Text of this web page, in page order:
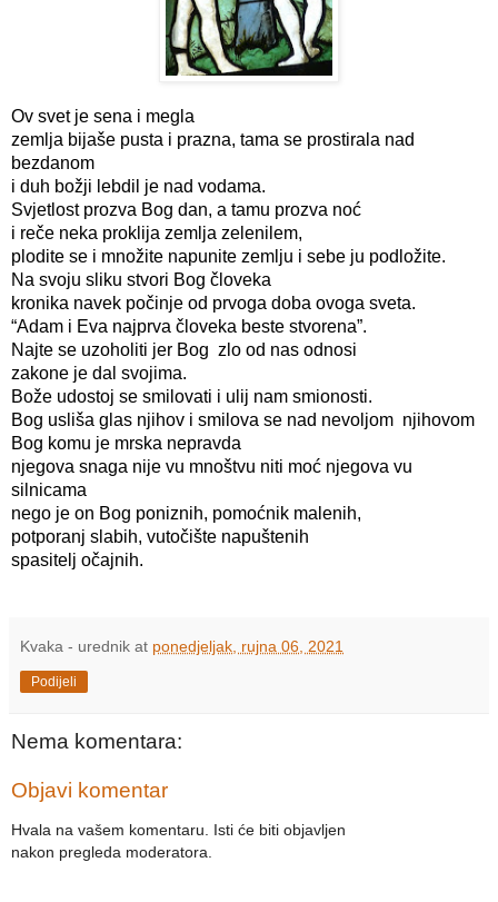
Ov svet je sena i megla
zemlja bijaše pusta i prazna, tama se prostirala nad
bezdanom
i duh božji lebdil je nad vodama.
Svjetlost prozva Bog dan, a tamu prozva noć
i reče neka proklija zemlja zelenilem,
plodite se i množite napunite zemlju i sebe ju podložite.
Na svoju sliku stvori Bog človeka
kronika navek počinje od prvoga doba ovoga sveta.
“Adam i Eva najprva človeka beste stvorena”.
Najte se uzoholiti jer Bog  zlo od nas odnosi
zakone je dal svojima.
Bože udostoj se smilovati i ulij nam smionosti.
Bog usliša glas njihov i smilova se nad nevoljom  njihovom
Bog komu je mrska nepravda
njegova snaga nije vu mnoštvu niti moć njegova vu
silnicama
nego je on Bog poniznih, pomoćnik malenih,
potporanj slabih, vutočište napuštenih
spasitelj očajnih.
Kvaka - urednik at ponedjeljak, rujna 06, 2021
Podijeli
Nema komentara:
Objavi komentar
Hvala na vašem komentaru. Isti će biti objavljen
nakon pregleda moderatora.